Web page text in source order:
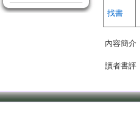
找書
內容簡介
讀者書評